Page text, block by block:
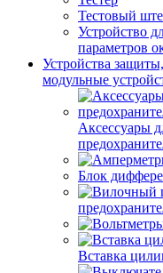
Тестовый
Устройство
параметров
Устройства
модульные
Аксессуары
Блок
Вставка